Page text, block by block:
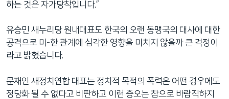
하는 것은 자가당착입니다.”
유승민 새누리당 원내대표도 한국의 오랜 동맹국의 대사에 대한
공격으로 미-한 관계에 심각한 영향을 미치지 않을까 큰 걱정이
라고 밝혔습니다.
문재인 새정치연합 대표는 정치적 목적의 폭력은 어떤 경우에도
정당화 될 수 없다고 비판하고 이런 증오는 참으로 바람직하지